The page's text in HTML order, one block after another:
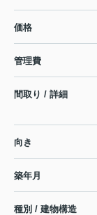
価格
管理費
間取り / 詳細
向き
築年月
種別 / 建物構造